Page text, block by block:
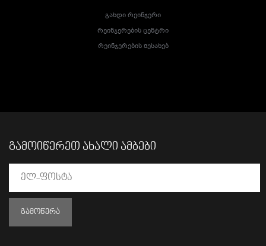
Გახდი Რეინჯერი
Რეინჯერების Ცენტრი
Რეინჯერების Შესახებ
ᲒᲐᲛᲝᲘᲬᲔᲠᲔᲗ ᲐᲮᲐᲚᲘ ᲐᲛᲑᲔᲑᲘ
ᲒᲐᲛᲝᲬᲔᲠᲐ